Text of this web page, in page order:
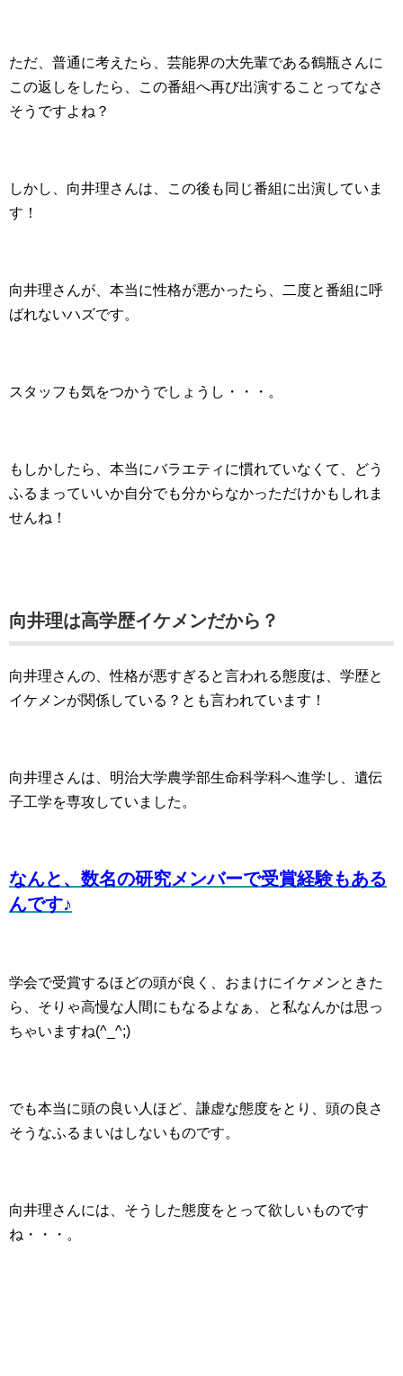
ただ、普通に考えたら、芸能界の大先輩である鶴瓶さんに
この返しをしたら、この番組へ再び出演することってなさ
そうですよね？
しかし、向井理さんは、この後も同じ番組に出演していま
す！
向井理さんが、本当に性格が悪かったら、二度と番組に呼
ばれないハズです。
スタッフも気をつかうでしょうし・・・。
もしかしたら、本当にバラエティに慣れていなくて、どう
ふるまっていいか自分でも分からなかっただけかもしれま
せんね！
向井理は高学歴イケメンだから？
向井理さんの、性格が悪すぎると言われる態度は、学歴と
イケメンが関係している？とも言われています！
向井理さんは、明治大学農学部生命科学科へ進学し、遺伝
子工学を専攻していました。
なんと、数名の研究メンバーで受賞経験もある
んです♪
学会で受賞するほどの頭が良く、おまけにイケメンときた
ら、そりゃ高慢な人間にもなるよなぁ、と私なんかは思っ
ちゃいますね(^_^;)
でも本当に頭の良い人ほど、謙虚な態度をとり、頭の良さ
そうなふるまいはしないものです。
向井理さんには、そうした態度をとって欲しいものです
ね・・・。